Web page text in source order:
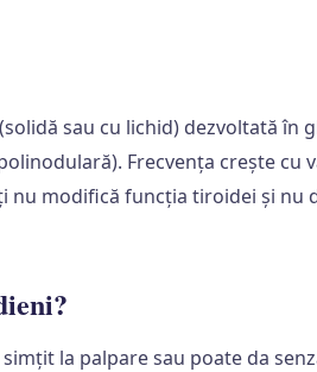
sau cu lichid) dezvoltată în
Frecvența crește cu
nu modifică funcția tiroidei și nu
la palpare sau poate da